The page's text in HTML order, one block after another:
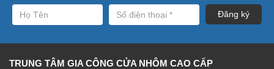
TRUNG TÂM GIA CÔNG CỬA NHÔM CAO CẤP